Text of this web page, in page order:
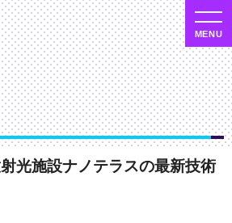
光施設ナノテラスの最新技術